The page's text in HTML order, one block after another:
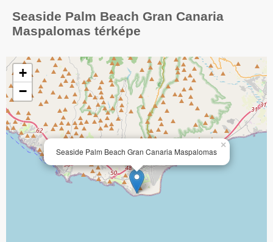
Seaside Palm Beach Gran Canaria
Maspalomas térképe
Seaside Palm Beach Gran Canaria Maspalomas
×
+
−